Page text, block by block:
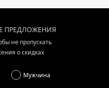
ПРЕДЛОЖЕНИЯ
не пропускать
о скидках
Мужчина